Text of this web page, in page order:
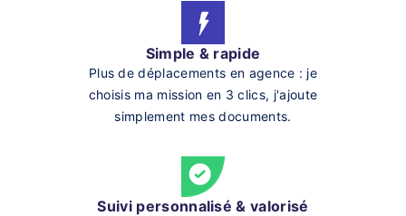
Simple & rapide
Plus de déplacements en agence : je
choisis ma mission en 3 clics, j'ajoute
simplement mes documents.
Suivi personnalisé & valorisé